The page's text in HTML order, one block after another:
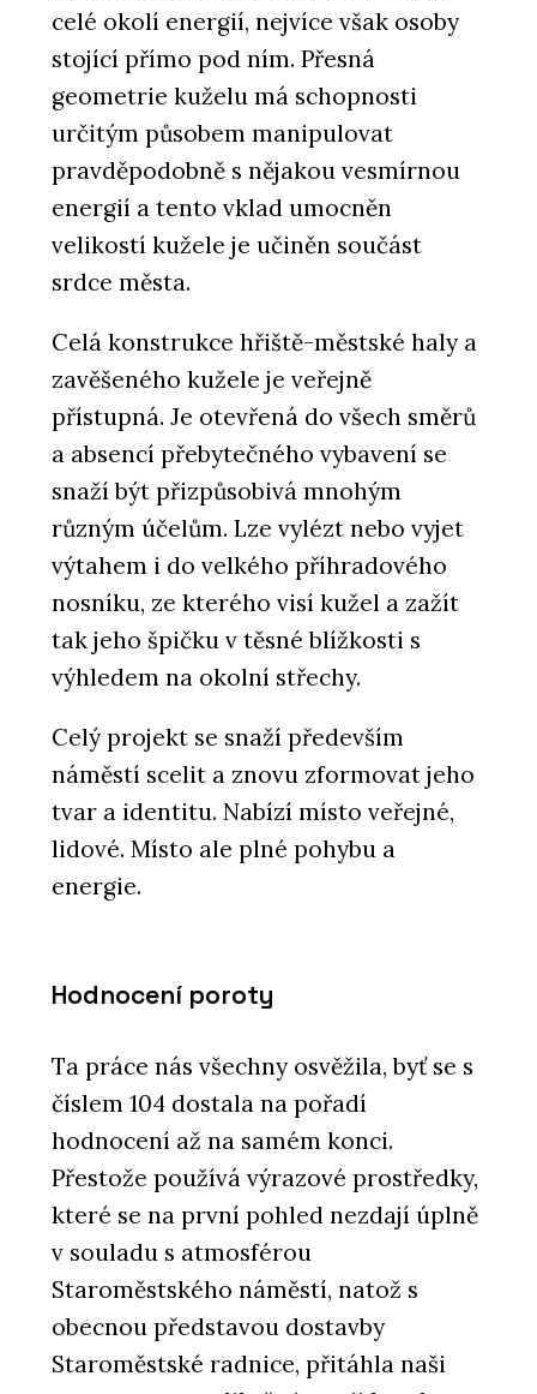
celé okolí energií, nejvíce však osoby
stojící přímo pod ním. Přesná
geometrie kuželu má schopnosti
určitým působem manipulovat
pravděpodobně s nějakou vesmírnou
energií a tento vklad umocněn
velikostí kužele je učiněn součást
srdce města.
Celá konstrukce hřiště-městské haly a
zavěšeného kužele je veřejně
přístupná. Je otevřená do všech směrů
a absencí přebytečného vybavení se
snaží být přizpůsobivá mnohým
různým účelům. Lze vylézt nebo vyjet
výtahem i do velkého příhradového
nosníku, ze kterého visí kužel a zažít
tak jeho špičku v těsné blížkosti s
výhledem na okolní střechy.
Celý projekt se snaží především
náměstí scelit a znovu zformovat jeho
tvar a identitu. Nabízí místo veřejné,
lidové. Místo ale plné pohybu a
energie.
Hodnocení poroty
Ta práce nás všechny osvěžila, byť se s
číslem 104 dostala na pořadí
hodnocení až na samém konci.
Přestože používá výrazové prostředky,
které se na první pohled nezdají úplně
v souladu s atmosférou
Staroměstského náměstí, natož s
obecnou představou dostavby
Staroměstské radnice, přitáhla naši